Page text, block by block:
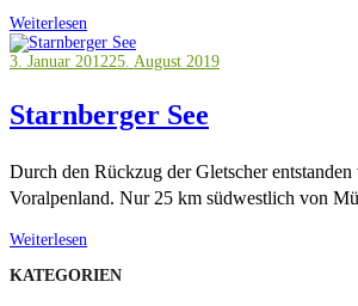
Weiterlesen
3. Januar 201225. August 2019
Starnberger See
Durch den Rückzug der Gletscher
Voralpenland. Nur 25 km südwestlich von
Weiterlesen
KATEGORIEN